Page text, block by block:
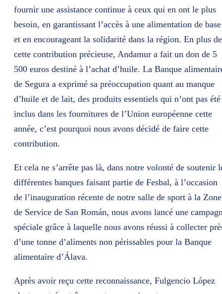
fournir une assistance continue à ceux qui en ont le plus
besoin, en garantissant l’accès à une alimentation de base
et en encourageant la solidarité dans la région. En plus de
cette contribution précieuse, Andamur a fait un don de 5
500 euros destiné à l’achat d’huile. La Banque
de Segura a exprimé sa préoccupation quant au manque
d’huile et de lait, des produits essentiels qui n’ont pas été
inclus dans les fournitures de l’Union européenne cette
année, c’est pourquoi nous avons décidé de faire cette
contribution.
Et cela ne s’arrête pas là, dans notre volonté de soutenir
différentes banques faisant partie de Fesbal, à l’occasion
de l’inauguration récente de notre salle de sport à la Zone
de Service de San Román, nous avons lancé une
spéciale grâce à laquelle nous avons réussi à collecter
d’une tonne d’aliments non périssables pour la Banque
alimentaire d’Álava.
Après avoir reçu cette reconnaissance, Fulgencio López